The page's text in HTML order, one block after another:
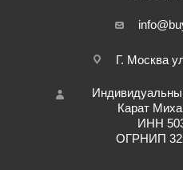
Г. Москва
Карат
ИНН
ОГРНИП